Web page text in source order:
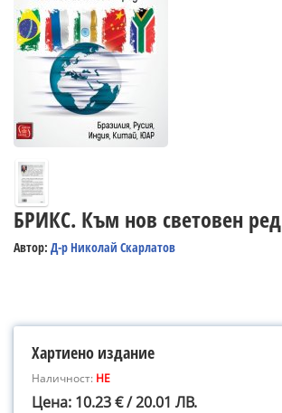
БРИКС. Към нов световен ред
Автор: Д-р Николай Скарлатов
Хартиено издание
Наличност: НЕ
Цена: 10.23 € / 20.01 ЛВ.